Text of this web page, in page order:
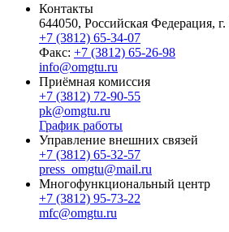
Контакты
644050, Российская Федерация,
+7 (3812) 65-34-07
Факс: +7 (3812) 65-26-98
info@omgtu.ru
Приёмная комиссия
+7 (3812) 72-90-55
pk@omgtu.ru
График работы
Управление внешних связей
+7 (3812) 65-32-57
press_omgtu@mail.ru
Многофункциональный центр
+7 (3812) 95-73-22
mfc@omgtu.ru